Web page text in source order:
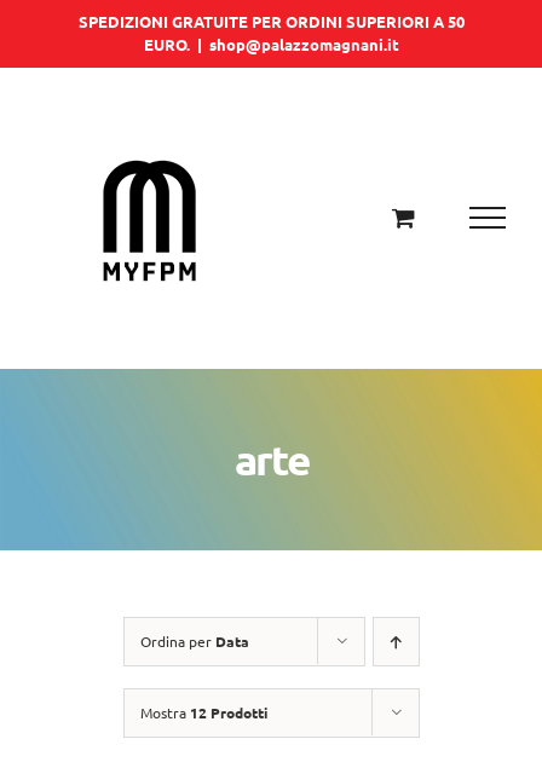
SPEDIZIONI GRATUITE PER ORDINI SUPERIORI A 50
EURO. | shop@palazzomagnani.it
arte
Ordina per Data
Mostra 12 Prodotti